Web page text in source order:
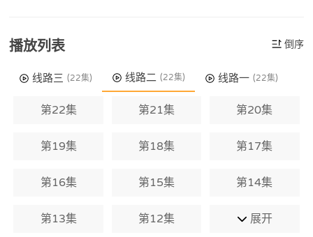
播放列表 倒序
线路三 (22集) 线路二 (22集) 线路一 (22集)
第22集 第21集 第20集
第19集 第18集 第17集
第16集 第15集 第14集
第13集 第12集 展开